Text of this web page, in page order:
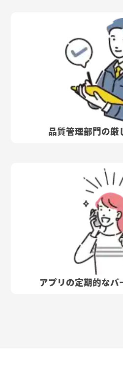
品質管理部門の厳
アプリの定期的なバ